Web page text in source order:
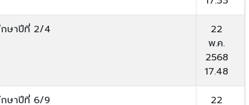
ษาปีที่ 2/4
22
พ.ค.
2568
17.48
ษาปีที่ 6/9
22